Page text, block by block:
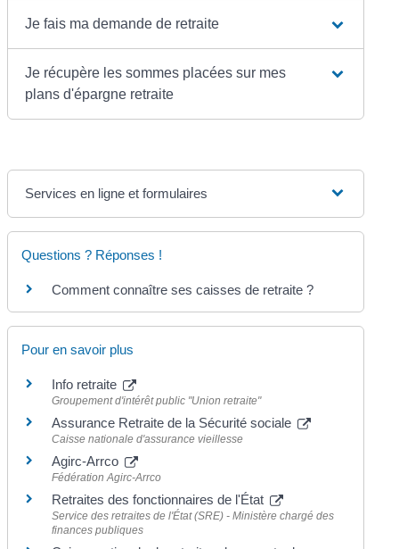
Je fais ma demande de retraite
Je récupère les sommes placées sur mes
plans d'épargne retraite
Services en ligne et formulaires
Questions ? Réponses !
Comment connaître ses caisses de retraite ?
Pour en savoir plus
Info retraite
Groupement d'intérêt public "Union retraite"
Assurance Retraite de la Sécurité sociale
Caisse nationale d'assurance vieillesse
Agirc-Arrco
Fédération Agirc-Arrco
Retraites des fonctionnaires de l'État
Service des retraites de l'État (SRE) - Ministère chargé des
finances publiques